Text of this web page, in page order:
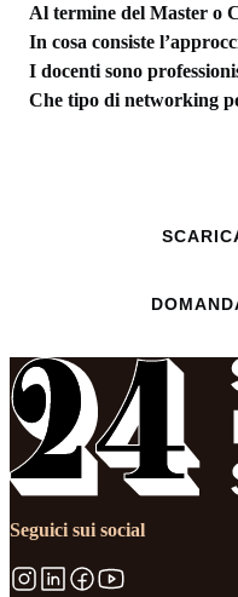
Al termine del Master o
In cosa consiste
I docenti sono
Che tipo di networking
Seguici sui social